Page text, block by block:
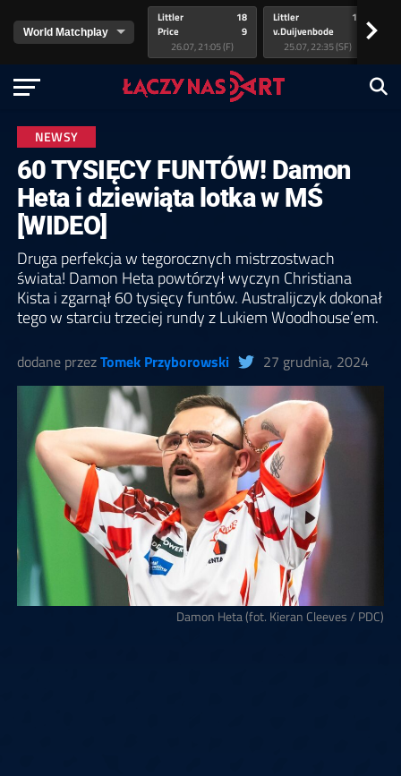
Littler
Price
18
9
26.07, 21:05 (F)
Littler
v.Duijvenbode
17
25.07, 22:35 (SF)
>
NEWSY
60 TYSIĘCY FUNTÓW! Damon
Heta i dziewiąta lotka w MŚ
[WIDEO]
Druga perfekcja w tegorocznych mistrzostwach
świata! Damon Heta powtórzył wyczyn Christiana
Kista i zgarnął 60 tysięcy funtów. Australijczyk dokonał
tego w starciu trzeciej rundy z Lukiem Woodhouse’em.
dodane przezTomek Przyborowski 27 grudnia, 2024
Damon Heta (fot. Kieran Cleeves / PDC)